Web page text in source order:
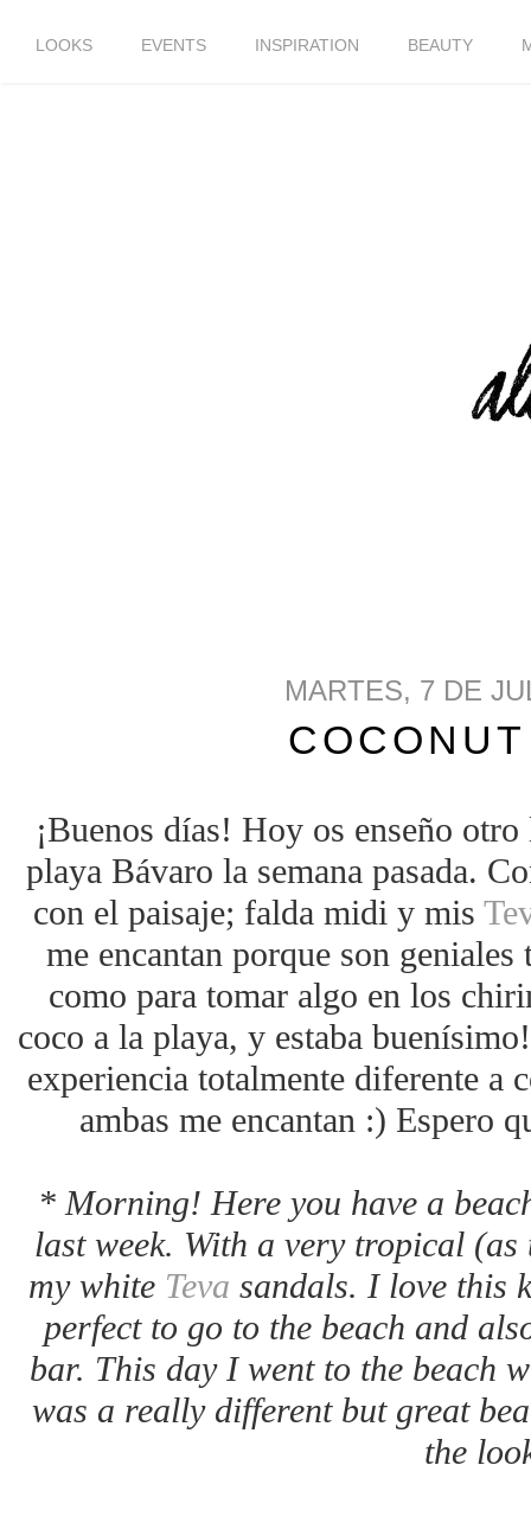
LOOKS EVENTS INSPIRATION BEAUTY
MARTES, 7 DE
¡Buenos días! Hoy os enseño
playa Bávaro la semana pasada.
con el paisaje; falda midi y mis
me encantan porque son
como para tomar algo en los
coco a la playa, y estaba
experiencia totalmente diferente a
ambas me encantan :) Espero
* Morning! Here you have a
last week. With a very tropical
my white Teva sandals. I love this
perfect to go to the beach and
bar. This day I went to the beach
was a really different but great
the